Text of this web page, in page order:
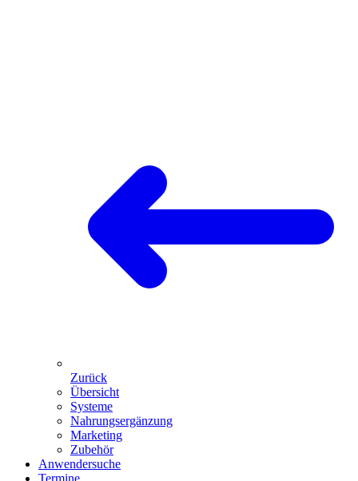
Zurück
Übersicht
Systeme
Nahrungsergänzung
Marketing
Zubehör
Anwendersuche
Termine